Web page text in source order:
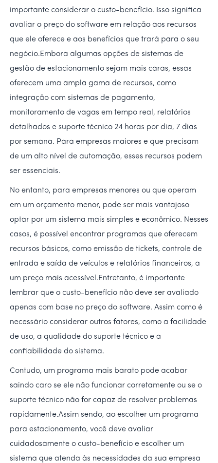
importante considerar o custo-benefício. Isso significa
avaliar o preço do software em relação aos recursos
que ele oferece e aos benefícios que trará para o seu
negócio.Embora algumas opções de sistemas de
gestão de estacionamento sejam mais caras, essas
oferecem uma ampla gama de recursos, como
integração com sistemas de pagamento,
monitoramento de vagas em tempo real, relatórios
detalhados e suporte técnico 24 horas por dia, 7 dias
por semana. Para empresas maiores e que precisam
de um alto nível de automação, esses recursos podem
ser essenciais.
No entanto, para empresas menores ou que operam
em um orçamento menor, pode ser mais vantajoso
optar por um sistema mais simples e econômico. Nesses
casos, é possível encontrar programas que oferecem
recursos básicos, como emissão de tickets, controle de
entrada e saída de veículos e relatórios financeiros, a
um preço mais acessível.Entretanto, é importante
lembrar que o custo-benefício não deve ser avaliado
apenas com base no preço do software. Assim como é
necessário considerar outros fatores, como a facilidade
de uso, a qualidade do suporte técnico e a
confiabilidade do sistema.
Contudo, um programa mais barato pode acabar
saindo caro se ele não funcionar corretamente ou se o
suporte técnico não for capaz de resolver problemas
rapidamente.Assim sendo, ao escolher um programa
para estacionamento, você deve avaliar
cuidadosamente o custo-benefício e escolher um
sistema que atenda às necessidades da sua empresa